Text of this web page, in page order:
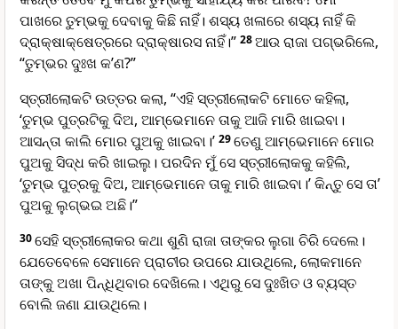
ପାଖରେ ତୁମ୍ଭକୁ ଦେବାକୁ କିଛି ନାହିଁ। ଶସ୍ୟ ଖଳାରେ ଶସ୍ୟ ନାହିଁ କି
ଦ୍ରାକ୍ଷାକ୍ଷେତ୍ରରେ ଦ୍ରାକ୍ଷାରସ ନାହିଁ।” 28ଆଉ ରାଜା ପଗ୍ଭରିଲେ,
“ତୁମ୍ଭର ଦୁଃଖ କ’ଣ?”
ସ୍ତ୍ରୀଲୋକଟି ଉତ୍ତର କଲା, “ଏହି ସ୍ତ୍ରୀଲୋକଟି ମୋତେ କହିଲା,
‘ତୁମ୍ଭ ପୁତ୍ରଟିକୁ ଦିଅ, ଆମ୍ଭେମାନେ ତାକୁ ଆଜି ମାରି ଖାଇବା।
ଆସନ୍ତା କାଲି ମୋର ପୁଅକୁ ଖାଇବା।’ 29ତେଣୁ ଆମ୍ଭେମାନେ ମୋର
ପୁଅକୁ ସିଦ୍ଧ କରି ଖାଇଲୁ। ପରଦିନ ମୁଁ ସେ ସ୍ତ୍ରୀଲୋକକୁ କହିଲି,
‘ତୁମ୍ଭ ପୁତ୍ରକୁ ଦିଅ, ଆମ୍ଭେମାନେ ତାକୁ ମାରି ଖାଇବା।’ କିନ୍ତୁ ସେ ତା’
ପୁଅକୁ ଲୁଗ୍ଭଇ ଅଛି।”
30ସେହି ସ୍ତ୍ରୀଲୋକର କଥା ଶୁଣି ରାଜା ତାଙ୍କର ଲୁଗା ଚିରି ଦେଲେ।
ଯେତେବେଳେ ସେମାନେ ପ୍ରାଚୀର ଉପରେ ଯାଉଥିଲେ, ଲୋକମାନେ
ତାଙ୍କୁ ଅଖା ପିନ୍ଧିଥିବାର ଦେଖିଲେ। ଏଥିରୁ ସେ ଦୁଃଖିତ ଓ ବ୍ୟସ୍ତ
ବୋଲି ଜଣା ଯାଉଥିଲେ।